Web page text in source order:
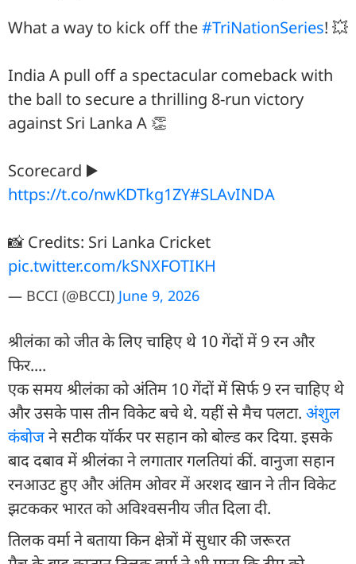
What a way to kick off the#TriNationSeries! 💥
India A pull off a spectacular comeback with
the ball to secure a thrilling 8-run victory
against Sri Lanka A 👏
Scorecard ▶️
https://t.co/nwKDTkg1ZY#SLAvINDA
📸 Credits: Sri Lanka Cricket
pic.twitter.com/kSNXFOTIKH
— BCCI (@BCCI) June 9, 2026
श्रीलंका को जीत के लिए चाह‍िए थे 10 गेंदों में 9 रन और
फ‍िर....
एक समय श्रीलंका को अंतिम 10 गेंदों में सिर्फ 9 रन चाहिए थे
और उसके पास तीन विकेट बचे थे. यहीं से मैच पलटा. अंशुल
कंबोजने सटीक यॉर्कर पर सहान को बोल्ड कर दिया. इसके
बाद दबाव में श्रीलंका ने लगातार गलतियां कीं. वानुजा सहान
रनआउट हुए और अंतिम ओवर में अरशद खान ने तीन विकेट
झटककर भारत को अविश्वसनीय जीत दिला दी.
त‍िलक वर्मा ने बताया किन क्षेत्रों में सुधार की जरूरत